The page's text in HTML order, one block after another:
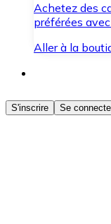
Achetez des
préférées
Aller à la
Acheter des
Achetez les
Convertissez
S'inscrire Se